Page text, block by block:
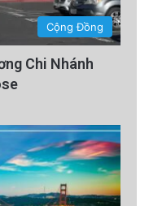
Cộng Đồng
Chi Nhánh